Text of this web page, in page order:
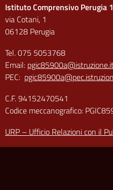
Istituto Comprensivo Perugia
via Cotani, 1
06128 Perugia
Tel. 075 5053768
Email:
PEC:
C.F. 94152470541
Codice meccanografico:
URP – Ufficio Relazioni con il